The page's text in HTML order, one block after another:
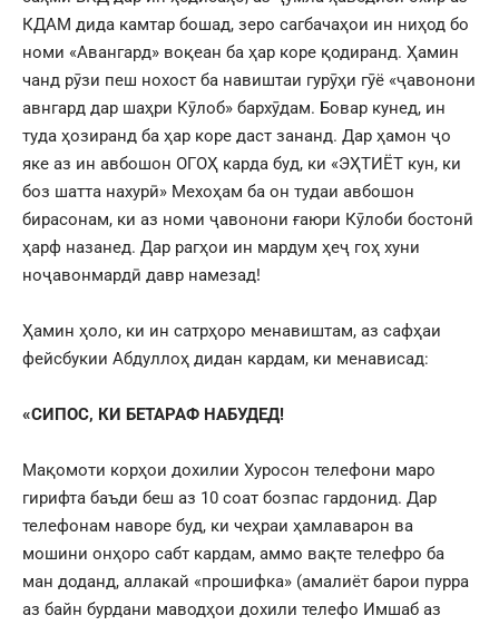
КДАМ дида камтар бошад, зеро сагбачаҳои ин ниҳод бо
номи «Авангард» воқеан ба ҳар коре қодиранд. Ҳамин
чанд рӯзи пеш нохост ба навиштаи гурӯҳи гӯё «ҷавонони
авнгард дар шаҳри Кӯлоб» бархӯдам. Бовар кунед, ин
туда ҳозиранд ба ҳар коре даст зананд. Дар ҳамон ҷо
яке аз ин авбошон ОГОҲ карда буд, ки «ЭҲТИЁТ кун, ки
боз шатта нахурӣ» Мехоҳам ба он тудаи авбошон
бирасонам, ки аз номи ҷавонони ғаюри Кӯлоби бостонӣ
ҳарф назанед. Дар рагҳои ин мардум ҳеҷ гоҳ хуни
ноҷавонмардӣ давр намезад!
Ҳамин ҳоло, ки ин сатрҳоро менавиштам, аз сафҳаи
фейсбукии Абдуллоҳ дидан кардам, ки менависад:
«СИПОС, КИ БЕТАРАФ НАБУДЕД!
Мақомоти корҳои дохилии Хуросон телефони маро
гирифта баъди беш аз 10 соат бозпас гардонид. Дар
телефонам наворе буд, ки чеҳраи ҳамлаварон ва
мошини онҳоро сабт кардам, аммо вақте телефро ба
ман доданд, аллакай «прошифка» (амалиёт барои пурра
аз байн бурдани маводҳои дохили телефо Имшаб аз